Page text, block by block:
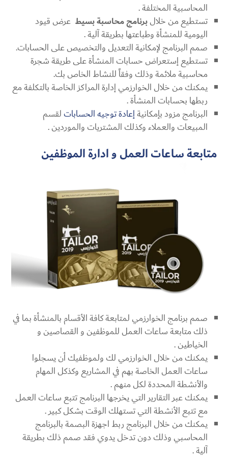
المحاسبية المختلفة .
تستطيع من خلالبرنامج محاسبة بسيط عرض قيود
اليومية للمنشأة وطباعتها بطريقة آلية .
صمم البرنامج لإمكانية التعديل والتخصيص على الحسابات.
تستطيع إستعراض حسابات المنشأة على طريقة شجرة
محاسبية ملائمة وذلك وفقاً للنشاط الخاص بك.
يمكنك من خلال الخوارزمي إدارة المراكز الخاصة بالتكلفة مع
ربطها بحسابات المنشأة .
البرنامج مزود بإمكانيةإعادة توجيه الحساباتلقسم
المبيعات والعملاء وكذلك المشتريات والموردين .
متابعة ساعات العمل و ادارة الموظفين
صمم برنامج الخوارزمي لمتابعة كافة الأقسام بالمنشأة بما في
ذلك متابعة ساعات العمل للموظفين و القصاصين و
الخياطين .
يمكنك من خلال الخوارزمي لك ولموظفيك أن يسجلوا
ساعات العمل الخاصة بهم في المشاريع وكذكل المهام
والأنشطة المحددة لكل منهم .
يمكنك عبر التقارير التي يخرجها البرنامج تتبع ساعات العمل
مع تتبع الأنشطة التي تستهلك الوقت بشكل كبير .
يمكنك من خلال البرنامج ربط اجهزة البصمة بالبرنامج
المحاسبي وذلك دون تدخل يدوي فقد صمم ذلك بطريقة
آلية .